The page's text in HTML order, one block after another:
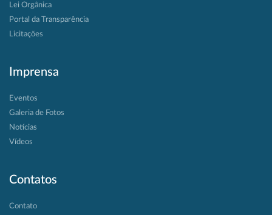
Lei Orgânica
Portal da Transparência
Licitações
Imprensa
Eventos
Galeria de Fotos
Notícias
Vídeos
Contatos
Contato